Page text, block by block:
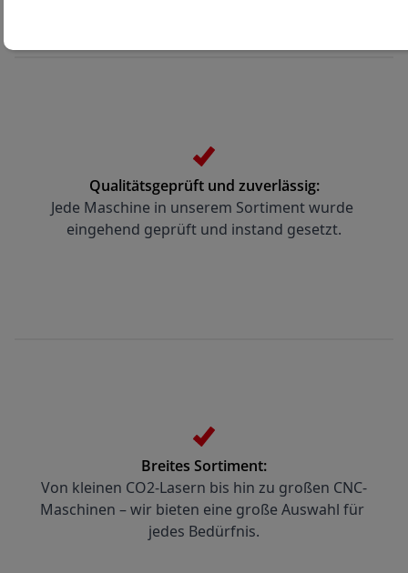
Qualitätsgeprüft und zuverlässig:
Jede Maschine in unserem Sortiment wurde
eingehend geprüft und instand gesetzt.
Breites Sortiment:
Von kleinen CO2-Lasern bis hin zu großen CNC-
Maschinen – wir bieten eine große Auswahl für
jedes Bedürfnis.